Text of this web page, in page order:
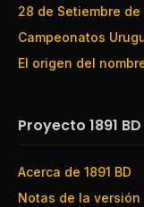
28 de Setiembre de
Campeonatos
El origen del
Proyecto 1891 BD
Acerca de 1891 BD
Notas de la versión